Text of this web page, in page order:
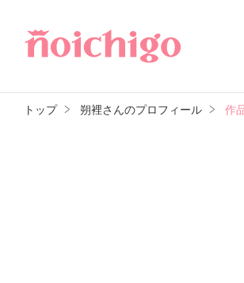
トップ 朔裡さんのプロフィール 作